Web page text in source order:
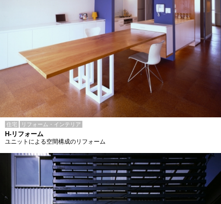
住宅 リフォーム・インテリア
H-リフォーム
ユニットによる空間構成のリフォーム